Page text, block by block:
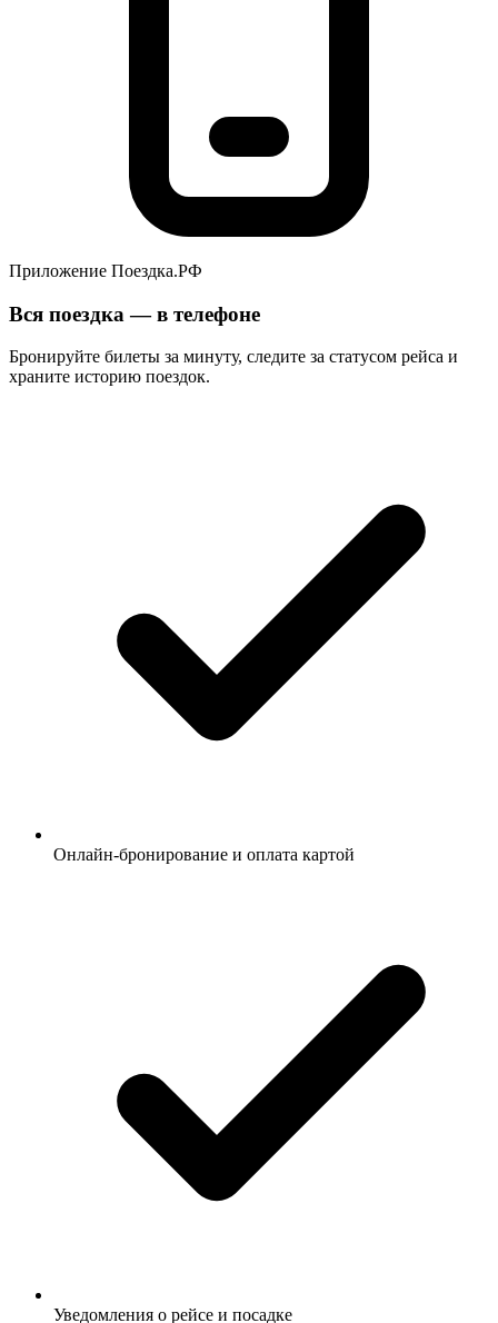
Приложение Поездка.РФ
Вся поездка — в телефоне
Бронируйте билеты за минуту, следите за статусом рейса и
храните историю поездок.
Онлайн-бронирование и оплата картой
Уведомления о рейсе и посадке